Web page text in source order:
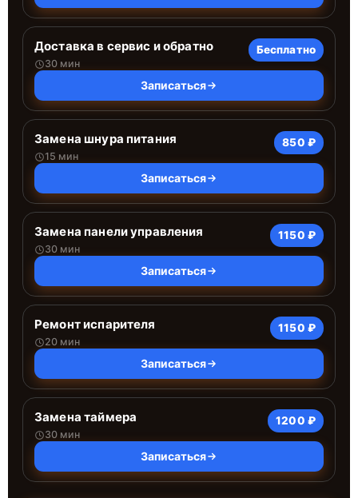
Доставка в сервис и обратно
30 мин
Бесплатно
Записаться
Замена шнура питания
15 мин
850 ₽
Записаться
Замена панели управления
30 мин
1150 ₽
Записаться
Ремонт испарителя
20 мин
1150 ₽
Записаться
Замена таймера
30 мин
1200 ₽
Записаться